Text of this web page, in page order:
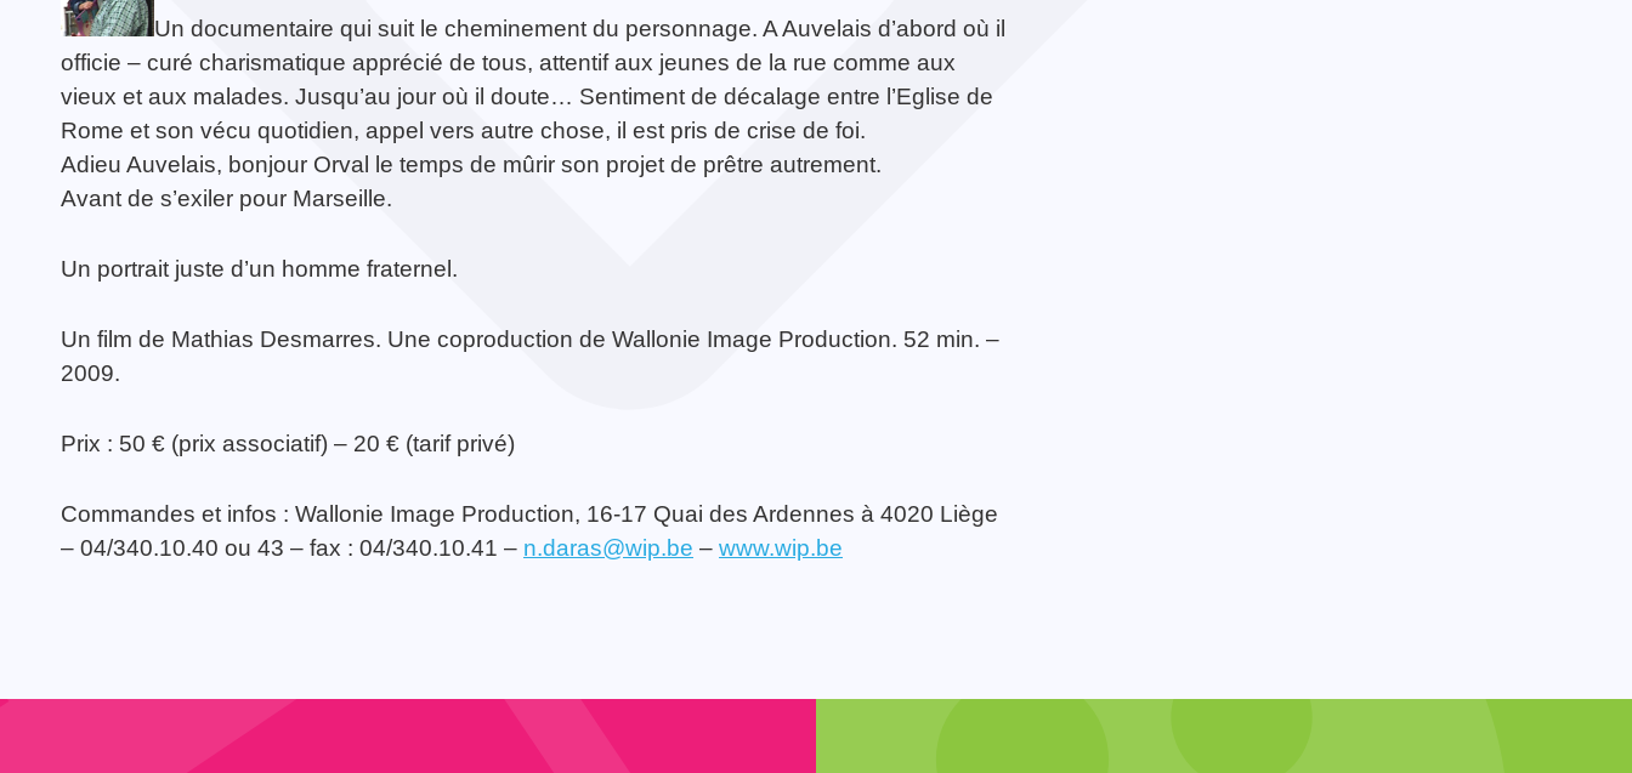
Guerrier·e de la Paix TOUTES LES ACTUALITÉS
TOUTES LES ACTIVITÉS
Un documentaire qui suit le cheminement du personnage. A Auvelais d’abord où il
officie – curé charismatique apprécié de tous, attentif aux jeunes de la rue comme aux
vieux et aux malades. Jusqu’au jour où il doute… Sentiment de décalage entre l’Eglise de
Rome et son vécu quotidien, appel vers autre chose, il est pris de crise de foi.
Adieu Auvelais, bonjour Orval le temps de mûrir son projet de prêtre autrement.
Avant de s’exiler pour Marseille.
Un portrait juste d’un homme fraternel.
Un film de Mathias Desmarres. Une coproduction de Wallonie Image Production. 52 min. –
2009.
Prix : 50 € (prix associatif) – 20 € (tarif privé)
Commandes et infos : Wallonie Image Production, 16-17 Quai des Ardennes à 4020 Liège
– 04/340.10.40 ou 43 – fax : 04/340.10.41 – n.daras@wip.be – www.wip.be